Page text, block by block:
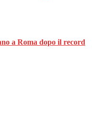
a Roma dopo il record